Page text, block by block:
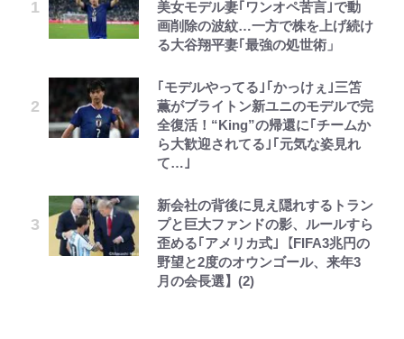
美女モデル妻｢ワンオペ苦言｣で動
画削除の波紋…一方で株を上げ続け
る大谷翔平妻｢最強の処世術」
｢モデルやってる｣｢かっけぇ｣三笘
薫がブライトン新ユニのモデルで完
全復活！“King”の帰還に｢チームか
ら大歓迎されてる｣｢元気な姿見れ
て…｣
新会社の背後に見え隠れするトラン
プと巨大ファンドの影、ルールすら
歪める｢アメリカ式｣【FIFA3兆円の
野望と2度のオウンゴール、来年3
月の会長選】(2)
水準に耐えられないので貴族を目指
します~ 第37話(2)
ブ兵士は、真の実力を隠したい 第
16話(2)
公式-ヒロインが来る前に妊娠しま
した~詰んだはずの悪役令嬢です
ができない阿呆」が京都の名門美術
高校に受かった理由「落ちたと思っ
てたので合格発表も行かなかったん
FRUITS ZIPPER鎮西寿々歌が語る
『天才てれびくん』時代の学びと
22歳でアイドルの道を切り拓いた
「人生最大の決断」
FRUITS ZIPPER鎮西寿々歌に訪れ
た最大のピンチ「身体がいうことを
きかない…」多忙な日々を乗り越え
る“意外な回復方法”
『SLAM DUNK』が30年前に描い
た「驚きの戦術」ストレッチ5に大
型ポイントガードも…
『ちいかわ』ファンの記憶に残る
「恐怖キャラ」の戦慄シーン 小さ
くてかわいい世界なのに「見た目か
らしてヤバイ…」
ZZ』いまだ語り継がれる「伝説の
トンデモシーン」 「Zザク」に
「謎の光」も…
レビュー『仮面家族』悠木シュン・
著
とうちゃんが出世するゾ
た！ ルアーを追わせて釣りあげる
「アユイング」のオリジナリティ＆
おもしろさを知る
【夏は涼しい長野で「車中泊」旅】
良質な湯は “山の恵み”！ 満足度を
上げてくれる「温泉付きRVパー
ク」おすすめ3選
けど……」 グラベルバイクで暑さ
に負けそうなヒルクライム、砂利道
を疾走して少年時代を振り返る50
代の夏 長野県｜2026年
の田中みな実、ゴリゴリヒール着用
に心配の声…ザックリ衣装にも意見
続々
【川口春奈と結婚】板倉滉は「めっ
ちゃモテる」 年収7億円・お洒落・
包容力…超愛される日本代表
長瀬智也の“角刈りちっく短髪”変
味深「スネ毛ハラスメント」にも注
目